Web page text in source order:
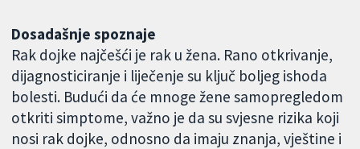
Dosadašnje spoznaje
Rak dojke najčešći je rak u žena. Rano otkrivanje,
dijagnosticiranje i liječenje su ključ boljeg ishoda
bolesti. Budući da će mnoge žene samopregledom
otkriti simptome, važno je da su svjesne rizika koji
nosi rak dojke, odnosno da imaju znanja, vještine i